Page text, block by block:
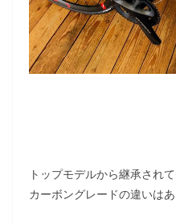
トップモデルから継承され
カーボングレードの違いは